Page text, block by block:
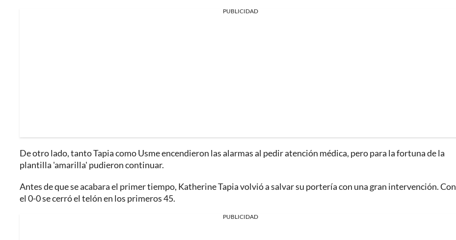
PUBLICIDAD
De otro lado, tanto Tapia como Usme encendieron las alarmas al pedir atención médica, pero para la fortuna de la
plantilla 'amarilla' pudieron continuar.
Antes de que se acabara el primer tiempo, Katherine Tapia volvió a salvar su portería con una gran intervención. Con
el 0-0 se cerró el telón en los primeros 45.
PUBLICIDAD